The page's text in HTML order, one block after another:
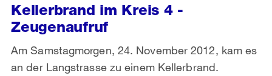
Kellerbrand im Kreis 4 -
Zeugenaufruf
Am Samstagmorgen, 24. November 2012, kam es
an der Langstrasse zu einem Kellerbrand.